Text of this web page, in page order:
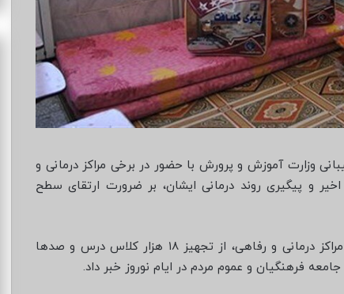
وزارت آموزش و پرورش با حضور در برخی مراکز درمانی و
و پیگیری روند درمانی ایشان، بر ضرورت ارتقای سطح
ایسنا در خبری نوشت:وی در حاشیه بازدید از برخی مراکز درمانی و رفاهی، از تجهیز ۱۸ هزار کلاس درس و صدها
فرهنگیان و عموم مردم در ایام نوروز خبر داد.